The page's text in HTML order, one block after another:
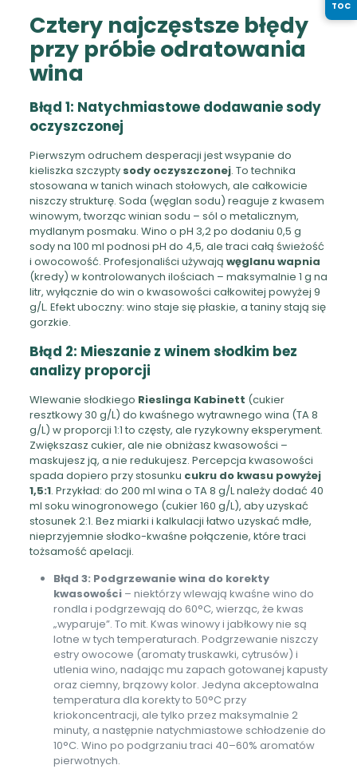
Cztery najczęstsze błędy
przy próbie odratowania
wina
Błąd 1: Natychmiastowe dodawanie sody
oczyszczonej
Pierwszym odruchem desperacji jest wsypanie do
kieliszka szczypty sody oczyszczonej. To technika
stosowana w tanich winach stołowych, ale całkowicie
niszczy strukturę. Soda (węglan sodu) reaguje z kwasem
winowym, tworząc winian sodu – sól o metalicznym,
mydlanym posmaku. Wino o pH 3,2 po dodaniu 0,5 g
sody na 100 ml podnosi pH do 4,5, ale traci całą świeżość
i owocowość. Profesjonaliści używają węglanu wapnia
(kredy) w kontrolowanych ilościach – maksymalnie 1 g na
litr, wyłącznie do win o kwasowości całkowitej powyżej 9
g/L. Efekt uboczny: wino staje się płaskie, a taniny stają się
gorzkie.
Błąd 2: Mieszanie z winem słodkim bez
analizy proporcji
Wlewanie słodkiego Rieslinga Kabinett (cukier
resztkowy 30 g/L) do kwaśnego wytrawnego wina (TA 8
g/L) w proporcji 1:1 to częsty, ale ryzykowny eksperyment.
Zwiększasz cukier, ale nie obniżasz kwasowości –
maskujesz ją, a nie redukujesz. Percepcja kwasowości
spada dopiero przy stosunku cukru do kwasu powyżej
1,5:1. Przykład: do 200 ml wina o TA 8 g/L należy dodać 40
ml soku winogronowego (cukier 160 g/L), aby uzyskać
stosunek 2:1. Bez miarki i kalkulacji łatwo uzyskać mdłe,
nieprzyjemnie słodko-kwaśne połączenie, które traci
tożsamość apelacji.
Błąd 3: Podgrzewanie wina do korekty
kwasowości– niektórzy wlewają kwaśne wino do
rondla i podgrzewają do 60°C, wierząc, że kwas
„wyparuje”. To mit. Kwas winowy i jabłkowy nie są
lotne w tych temperaturach. Podgrzewanie niszczy
estry owocowe (aromaty truskawki, cytrusów) i
utlenia wino, nadając mu zapach gotowanej kapusty
oraz ciemny, brązowy kolor. Jedyna akceptowalna
temperatura dla korekty to 50°C przy
kriokoncentracji, ale tylko przez maksymalnie 2
minuty, a następnie natychmiastowe schłodzenie do
10°C. Wino po podgrzaniu traci 40–60% aromatów
pierwotnych.
TOC